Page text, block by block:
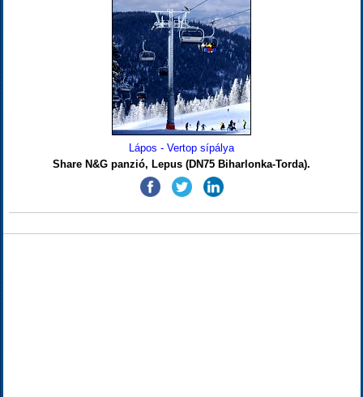
Lápos - Vertop sípálya
Share N&G panzió, Lepus (DN75 Biharlonka-Torda).